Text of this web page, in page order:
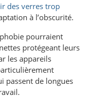
des verres trop
à l’obscurité.
pourraient
protégeant leurs
les appareils
passent de longues